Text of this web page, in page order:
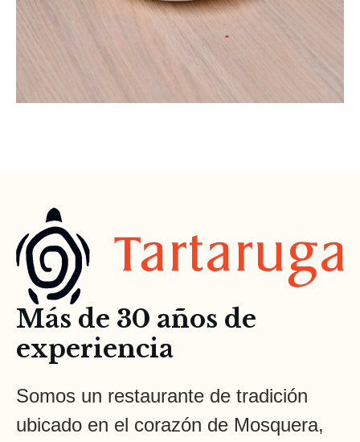
Más de 30 años de
experiencia
Somos un restaurante de tradición
ubicado en el corazón de Mosquera,